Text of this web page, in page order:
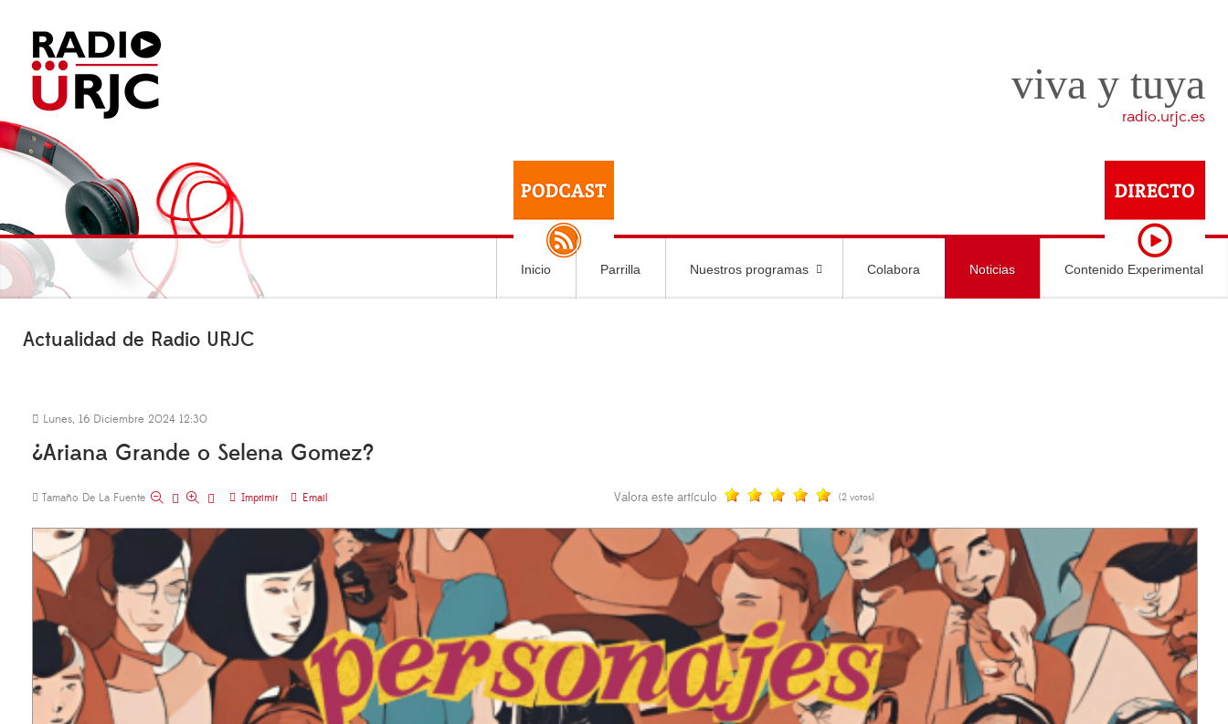
viva y tuya
radio.urjc.es
Inicio Parrilla Nuestros programas Colabora Noticias Contenido Experimental
Actualidad de Radio URJC
Lunes, 16 Diciembre 2024 12:30
¿Ariana Grande o Selena Gomez?
Tamaño De La Fuente Imprimir Email Valora este artículo (2 votos)